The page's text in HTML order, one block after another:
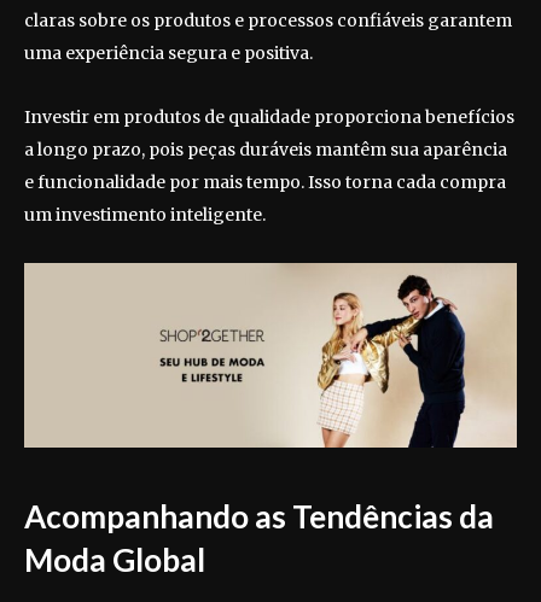
claras sobre os produtos e processos confiáveis garantem
uma experiência segura e positiva.
Investir em produtos de qualidade proporciona benefícios
a longo prazo, pois peças duráveis mantêm sua aparência
e funcionalidade por mais tempo. Isso torna cada compra
um investimento inteligente.
Acompanhando as Tendências da
Moda Global